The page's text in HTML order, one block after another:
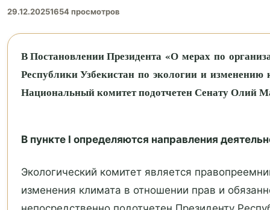
29.12.20251654 просмотров
В Постановлении Президента «О мерах по
Республики Узбекистан по экологии и изменению
Национальный комитет подотчетен Сенату Олий
В пункте I определяются направления
Экологический комитет является
изменения климата в отношении прав и